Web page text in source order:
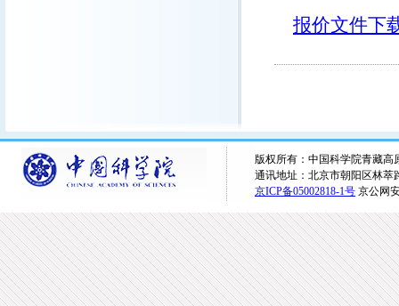
报价文件下
版权所有：中国科学院青藏高
通讯地址：北京市朝阳区林萃
京ICP备05002818-1号 京公网